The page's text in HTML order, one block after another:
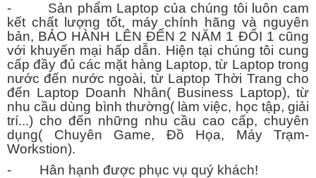
- Sản phẩm Laptop của chúng tôi luôn cam
kết chất lượng tốt, máy chính hãng và nguyên
bản, BẢO HÀNH LÊN ĐẾN 2 NĂM 1 ĐỔI 1 cũng
với khuyến mại hấp dẫn. Hiện tại chúng tôi cung
cấp đầy đủ các mặt hàng Laptop, từ Laptop trong
nước đến nước ngoài, từ Laptop Thời Trang cho
đến Laptop Doanh Nhân( Business Laptop), từ
nhu cầu dùng bình thường( làm việc, học tập, giải
trí...) cho đến những nhu cầu cao cấp, chuyên
dụng( Chuyên Game, Đồ Họa, Máy Trạm-
Workstion).
- Hân hạnh được phục vụ quý khách!